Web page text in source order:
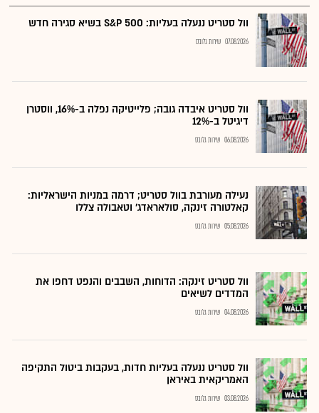
וול סטריט ננעלה בעליות: S&P 500 בשיא סגירה חדש
07.08.2026 שירות גלובס
וול סטריט איבדה גובה; פלייטיקה נפלה ב-16%, ווסטרן
דיגיטל ב-12%
06.08.2026 שירות גלובס
נעילה מעורבת בוול סטריט; דרמה במניות הישראליות:
קאלטורה זינקה, סולאראדג' וטאבולה צללו
05.08.2026 שירות גלובס
וול סטריט זינקה: הדוחות, השבבים והנפט דחפו את
המדדים לשיאים
04.08.2026 שירות גלובס
וול סטריט ננעלה בעליות חדות, בעקבות ביטול התקיפה
האמריקאית באיראן
03.08.2026 שירות גלובס